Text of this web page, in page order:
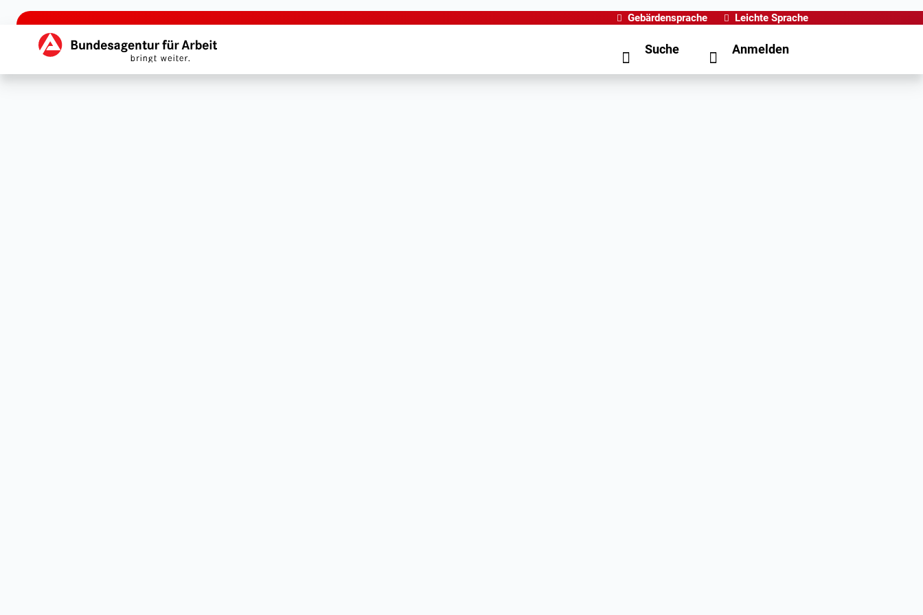
zu den Hauptinhalten springen
Gebärdensprache Leichte Sprache
Hauptnavigation Suche Anmelden